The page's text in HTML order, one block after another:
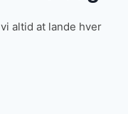
altid at lande hver